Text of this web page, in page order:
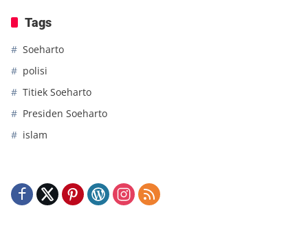
Tags
Soeharto
polisi
Titiek Soeharto
Presiden Soeharto
islam